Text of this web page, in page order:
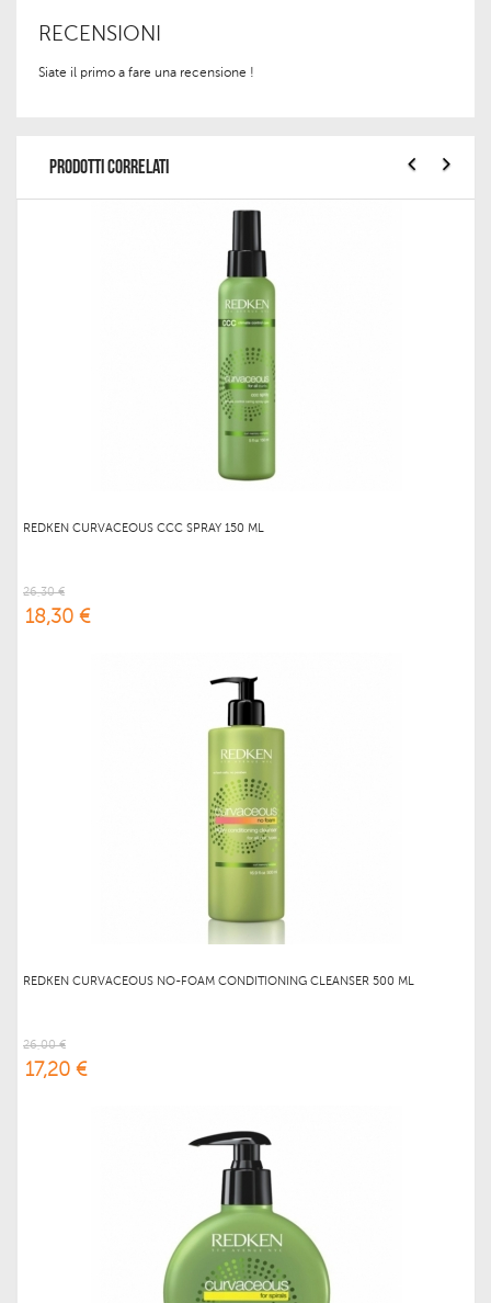
RECENSIONI
Siate il primo a fare una recensione !
PRODOTTI CORRELATI
REDKEN CURVACEOUS CCC SPRAY 150 ML
26,30 €
18,30 €
REDKEN CURVACEOUS NO-FOAM CONDITIONING CLEANSER 500 ML
26,00 €
17,20 €